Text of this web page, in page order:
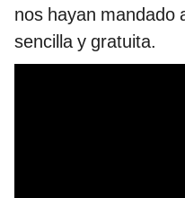
nos hayan mandado
sencilla y gratuita.